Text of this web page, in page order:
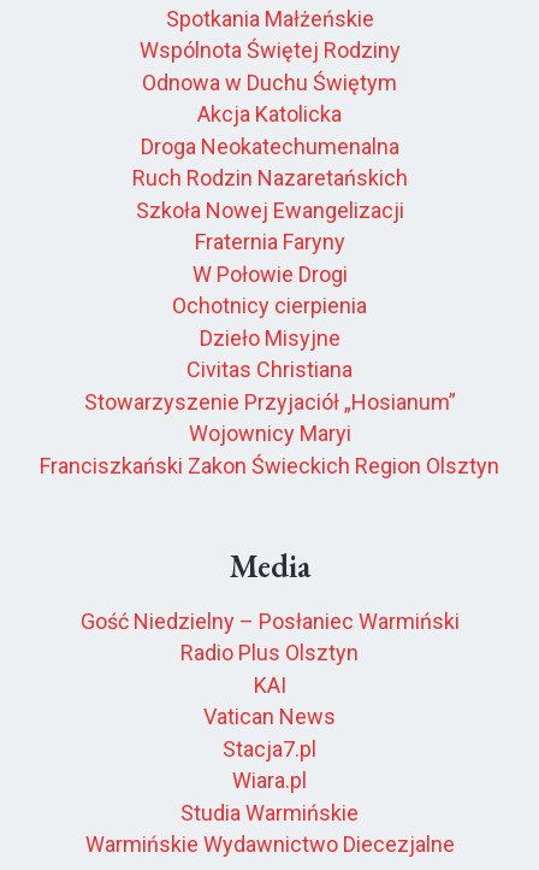
Spotkania Małżeńskie
Wspólnota Świętej Rodziny
Odnowa w Duchu Świętym
Akcja Katolicka
Droga Neokatechumenalna
Ruch Rodzin Nazaretańskich
Szkoła Nowej Ewangelizacji
Fraternia Faryny
W Połowie Drogi
Ochotnicy cierpienia
Dzieło Misyjne
Civitas Christiana
Stowarzyszenie Przyjaciół „Hosianum”
Wojownicy Maryi
Franciszkański Zakon Świeckich Region Olsztyn
Media
Gość Niedzielny – Posłaniec Warmiński
Radio Plus Olsztyn
KAI
Vatican News
Stacja7.pl
Wiara.pl
Studia Warmińskie
Warmińskie Wydawnictwo Diecezjalne